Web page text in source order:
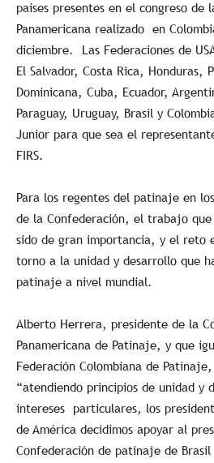
países presentes en el congreso de
Panamericana realizado en
diciembre. Las Federaciones de
El Salvador, Costa Rica, Honduras,
Dominicana, Cuba, Ecuador,
Paraguay, Uruguay, Brasil y
Junior para que sea el
FIRS.
Para los regentes del patinaje en
de la Confederación, el trabajo que
sido de gran importancia, y el reto
torno a la unidad y desarrollo que
patinaje a nivel mundial.
Alberto Herrera, presidente de la
Panamericana de Patinaje, y que
Federación Colombiana de
“atendiendo principios de unidad y
intereses particulares, los
de América decidimos apoyar al
Confederación de patinaje de